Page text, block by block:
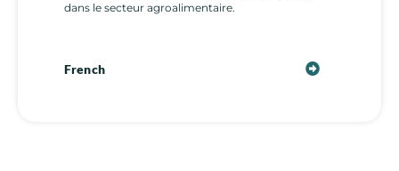
dans le secteur agroalimentaire.
French